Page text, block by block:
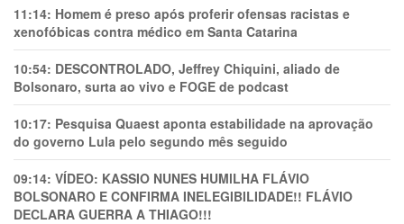
11:14: Homem é preso após proferir ofensas racistas e
xenofóbicas contra médico em Santa Catarina
10:54: DESCONTROLADO, Jeffrey Chiquini, aliado de
Bolsonaro, surta ao vivo e FOGE de podcast
10:17: Pesquisa Quaest aponta estabilidade na aprovação
do governo Lula pelo segundo mês seguido
09:14: VÍDEO: KASSIO NUNES HUMlLHA FLÁVIO
BOLSONARO E CONFIRMA INELEGIBILIDADE!! FLÁVIO
DECLARA GUERRA A THIAGO!!!